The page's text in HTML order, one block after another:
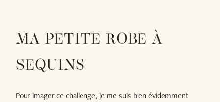
MA PETITE ROBE À
SEQUINS
Pour imager ce challenge, je me suis bien évidemment